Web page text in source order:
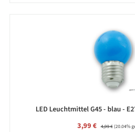
LED Leuchtmittel G45 - blau -
Verkaufspreis:
3,99 € Regulärer Preis:
4,99 €(20.04%